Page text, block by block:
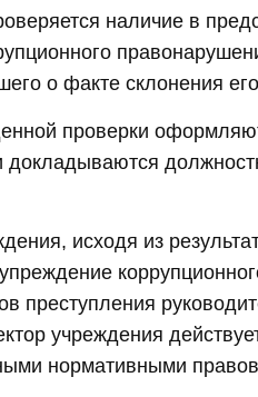
наличие в
о факте склонения
проверки
докладываются
исходя из
преступления
учреждения
нормативными